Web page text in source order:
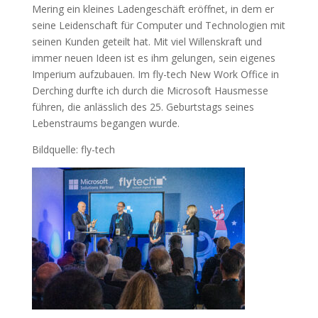
Mering ein kleines Ladengeschäft eröffnet, in dem er
seine Leidenschaft für Computer und Technologien mit
seinen Kunden geteilt hat. Mit viel Willenskraft und
immer neuen Ideen ist es ihm gelungen, sein eigenes
Imperium aufzubauen. Im fly-tech New Work Office in
Derching durfte ich durch die Microsoft Hausmesse
führen, die anlässlich des 25. Geburtstags seines
Lebenstraums begangen wurde.
Bildquelle: fly-tech